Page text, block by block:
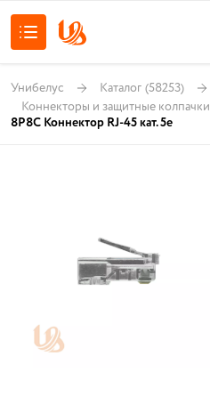
Унибелус Каталог (58253)
Коннекторы и защитные колпачки
8P8C Коннектор RJ-45 кат. 5e